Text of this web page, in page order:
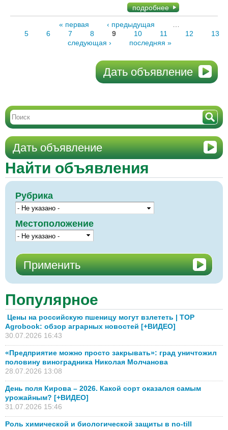
подробнее
« первая ‹ предыдущая
5
6 7 8 9 10 11 12
13
следующая ›
последняя »
Дать объявление
Дать объявление
Найти объявления
Рубрика
Местоположение
Популярное
Цены на российскую пшеницу могут взлететь | TOP
Agrobook: обзор аграрных новостей [+ВИДЕО]
30.07.2026 16:43
«Предприятие можно просто закрывать»: град уничтожил
половину виноградника Николая Молчанова
28.07.2026 13:08
День поля Кирова – 2026. Какой сорт оказался самым
урожайным? [+ВИДЕО]
31.07.2026 15:46
Роль химической и биологической защиты в no-till